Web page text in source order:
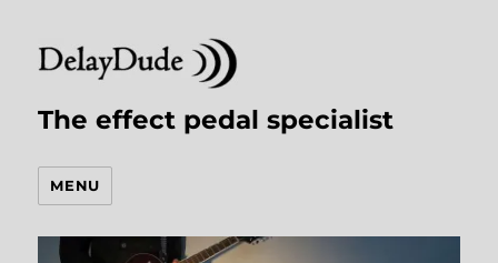
The effect pedal specialist
MENU